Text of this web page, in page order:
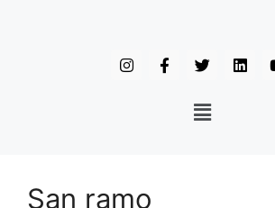
San ramo